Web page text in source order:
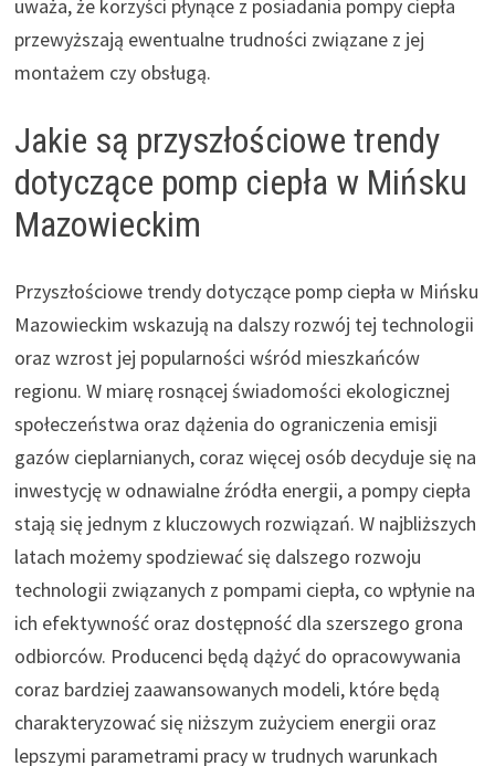
uważa, że korzyści płynące z posiadania pompy ciepła
przewyższają ewentualne trudności związane z jej
montażem czy obsługą.
Jakie są przyszłościowe trendy
dotyczące pomp ciepła w Mińsku
Mazowieckim
Przyszłościowe trendy dotyczące pomp ciepła w Mińsku
Mazowieckim wskazują na dalszy rozwój tej technologii
oraz wzrost jej popularności wśród mieszkańców
regionu. W miarę rosnącej świadomości ekologicznej
społeczeństwa oraz dążenia do ograniczenia emisji
gazów cieplarnianych, coraz więcej osób decyduje się na
inwestycję w odnawialne źródła energii, a pompy ciepła
stają się jednym z kluczowych rozwiązań. W najbliższych
latach możemy spodziewać się dalszego rozwoju
technologii związanych z pompami ciepła, co wpłynie na
ich efektywność oraz dostępność dla szerszego grona
odbiorców. Producenci będą dążyć do opracowywania
coraz bardziej zaawansowanych modeli, które będą
charakteryzować się niższym zużyciem energii oraz
lepszymi parametrami pracy w trudnych warunkach